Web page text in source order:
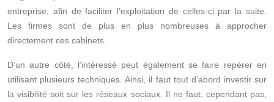
entreprise, afin de faciliter l’exploitation de celles-ci par la suite.
Les firmes sont de plus en plus nombreuses à approcher
directement ces cabinets.
D’un autre côté, l’intéressé peut également se faire repérer en
utilisant plusieurs techniques. Ainsi, il faut tout d’abord investir sur
la visibilité soit sur les réseaux sociaux. Il ne faut, cependant pas,